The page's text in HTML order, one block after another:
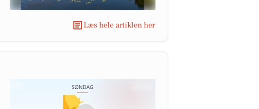
Læs hele artiklen her